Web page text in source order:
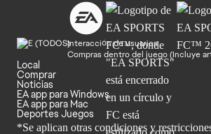
Interacción de usuarios
Compras dentro del juego (Incluye
Local
Comprar
Noticias
EA app para Windows
EA app para Mac
Deportes Juegos
*Se aplican otras condiciones y